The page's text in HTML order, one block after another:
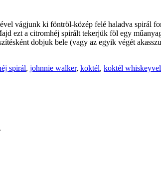
vágjunk ki föntröl-közép felé haladva spirál
ezt a citromhéj spirált tekerjük föl egy
dobjuk bele (vagy az egyik végét
spirál, johnnie walker, koktél, koktél whiskeyvel